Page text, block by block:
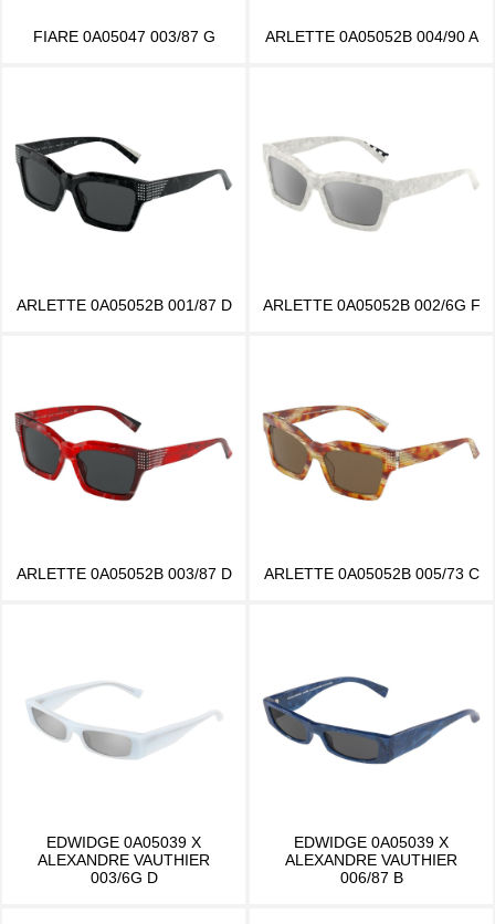
FIARE 0A05047 003/87 G ARLETTE 0A05052B 004/90 A
ARLETTE 0A05052B 001/87 D ARLETTE 0A05052B 002/6G F
ARLETTE 0A05052B 003/87 D ARLETTE 0A05052B 005/73 C
EDWIDGE 0A05039 X
ALEXANDRE VAUTHIER
003/6G D
EDWIDGE 0A05039 X
ALEXANDRE VAUTHIER
006/87 B